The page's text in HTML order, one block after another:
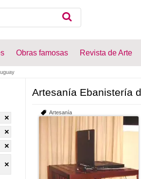
Obras famosas Revista de Arte
Artesanía Ebanistería
Artesanía